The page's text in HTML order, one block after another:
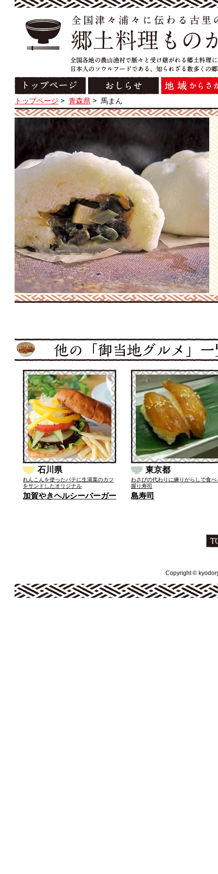
トップページ > 青森県 > 馬まん
石川県
れんこんを使ったパテに生湯葉のカツ
をサンドしたオリジナル
加賀やきヘルシーバーガー
東京都
わさびの代わりに練りがらしで食べ
握り寿司
島寿司
Copyright ©